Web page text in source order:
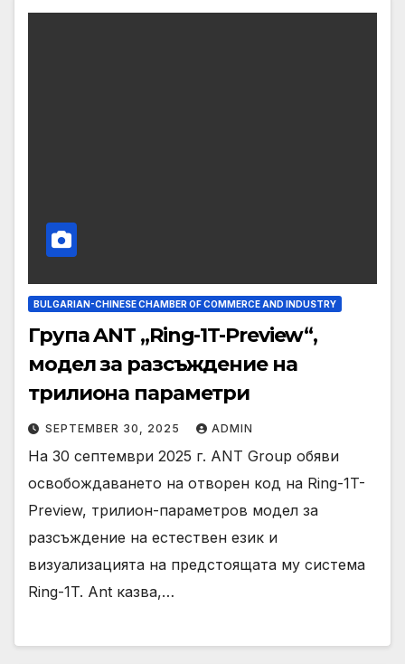
BULGARIAN-CHINESE CHAMBER OF COMMERCE AND INDUSTRY
Група ANT „Ring-1T-Preview“,
модел за разсъждение на
трилиона параметри
SEPTEMBER 30, 2025 ADMIN
На 30 септември 2025 г. ANT Group обяви
освобождаването на отворен код на Ring-1T-
Preview, трилион-параметров модел за
разсъждение на естествен език и
визуализацията на предстоящата му система
Ring-1T. Ant казва,…